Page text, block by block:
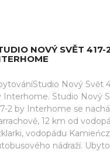
NOVÝ SVĚT 417-
Nový Svět
Interhome. Studio Nový
2 by Interhome se
12 km od
vodopádu
nádraží.